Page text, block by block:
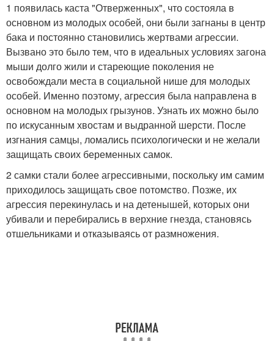
1 появилась каста "Отверженных", что состояла в
основном из молодых особей, они были загнаны в центр
бака и постоянно становились жертвами агрессии.
Вызвано это было тем, что в идеальных условиях загона
мыши долго жили и стареющие поколения не
освобождали места в социальной нише для молодых
особей. Именно поэтому, агрессия была направлена в
основном на молодых грызунов. Узнать их можно было
по искусанным хвостам и выдранной шерсти. После
изгнания самцы, ломались психологически и не желали
защищать своих беременных самок.
2 самки стали более агрессивными, поскольку им самим
приходилось защищать свое потомство. Позже, их
агрессия перекинулась и на детенышей, которых они
убивали и перебирались в верхние гнезда, становясь
отшельниками и отказываясь от размножения.